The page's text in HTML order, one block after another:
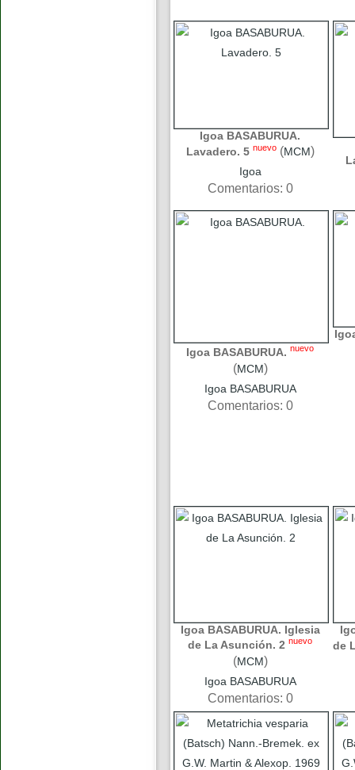
Igoa BASABURUA.
Lavadero. 5 nuevo (MCM)
Igoa
Comentarios: 0
Igoa BASABURUA. nuevo
(MCM)
Igoa BASABURUA
Comentarios: 0
Igoa BASABURUA. Iglesia
de La Asunción. 2 nuevo
(MCM)
Igoa BASABURUA
Comentarios: 0
de